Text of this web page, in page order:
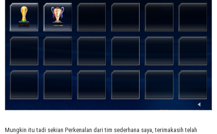
Mungkin itu tadi sekian Perkenalan dari tim sederhana saya, terimakasih telah